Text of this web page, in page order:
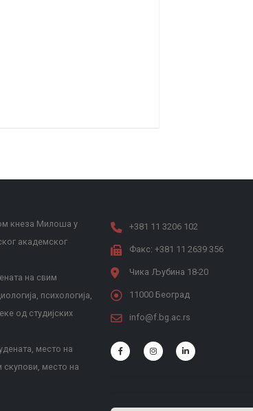
кнеза Милоша у
академског
на свим
психологија,
од студијских
место на
скупови, место на
+381 11 3206 102
Факс: +381 11 2639 356
Чика Љубина 18-20
11000 Београд
info@f.bg.ac.rs